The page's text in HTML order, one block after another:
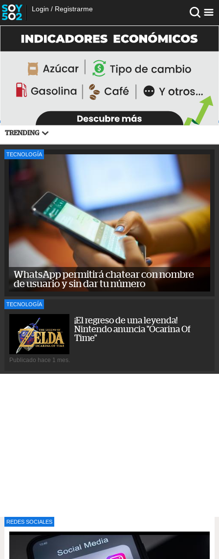
Login / Registrarme
TRENDING
TECNOLOGÍA
WhatsApp permitirá chatear con nombre
de usuario y sin dar tu número
TECNOLOGÍA
¡El regreso de una leyenda!
Nintendo anuncia "Ocarina Of
Time"
Publicado hace 1 mes.
REDES SOCIALES